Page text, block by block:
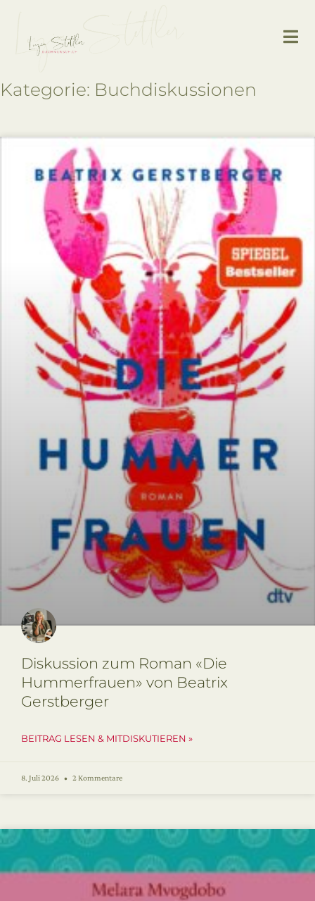
Kategorie: Buchdiskussionen
Diskussion zum Roman «Die
Hummerfrauen» von Beatrix
Gerstberger
BEITRAG LESEN & MITDISKUTIEREN »
8. Juli 2026 2 Kommentare